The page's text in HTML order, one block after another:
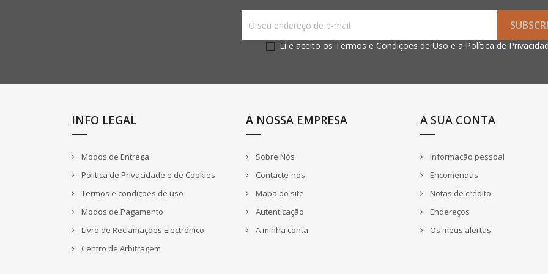
Li e aceito os Termos e Condições de Uso e a Política de
INFO LEGAL
Modos de Entrega
Política de Privacidade e de Cookies
Termos e condições de uso
Modos de Pagamento
Livro de Reclamações Electrónico
Centro de Arbitragem
A NOSSA EMPRESA
Sobre Nós
Contacte-nos
Mapa do site
Autenticação
A minha conta
A SUA CONTA
Informação pessoal
Encomendas
Notas de crédito
Endereços
Os meus alertas